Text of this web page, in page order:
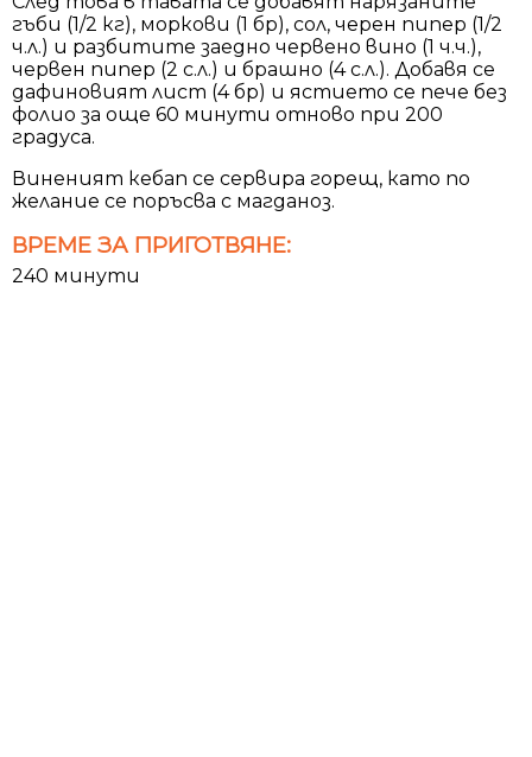
гъби (1/2 кг), моркови (1 бр), сол, черен пипер (1/2
ч.л.) и разбитите заедно червено вино (1 ч.ч.),
червен пипер (2 с.л.) и брашно (4 с.л.). Добавя се
дафиновият лист (4 бр) и ястието се пече без
фолио за още 60 минути отново при 200
градуса.
Виненият кебап се сервира горещ, като по
желание се поръсва с магданоз.
ВРЕМЕ ЗА ПРИГОТВЯНЕ:
240 минути